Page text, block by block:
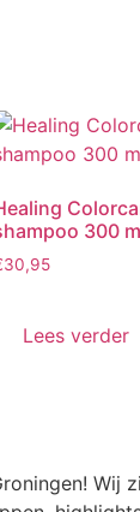
300
30,95
Lees verder
Wij